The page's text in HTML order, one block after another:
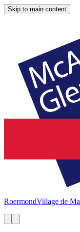
Skip to main content
RoermondVillage de